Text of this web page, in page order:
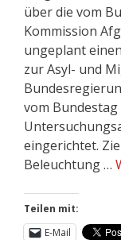
über die vom
Kommission
ungeplant
zur Asyl- und
vom
eingerichtet.
Beleuchtung …
Teilen mit:
E-Mail